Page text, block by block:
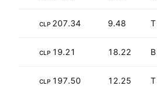
9.48
207.34
CLP
18.22
19.21
CLP
12.25
197.50
CLP